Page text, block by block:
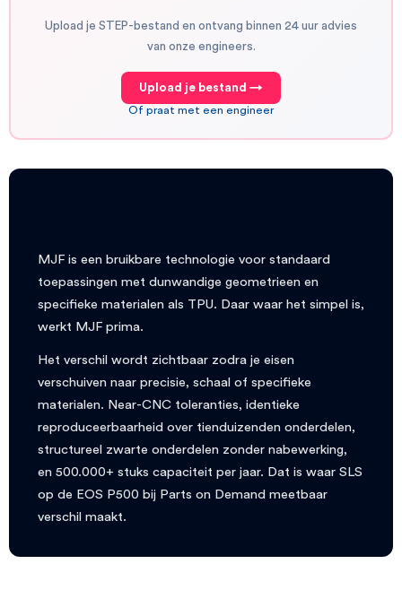
Upload je STEP-bestand en ontvang binnen 24 uur advies
van onze engineers.
Upload je bestand →
Of praat met een engineer
MJF is een bruikbare technologie voor standaard
toepassingen met dunwandige geometrieen en
specifieke materialen als TPU. Daar waar het simpel is,
werkt MJF prima.
Het verschil wordt zichtbaar zodra je eisen
verschuiven naar precisie, schaal of specifieke
materialen. Near-CNC toleranties, identieke
reproduceerbaarheid over tienduizenden onderdelen,
structureel zwarte onderdelen zonder nabewerking,
en 500.000+ stuks capaciteit per jaar. Dat is waar SLS
op de EOS P500 bij Parts on Demand meetbaar
verschil maakt.